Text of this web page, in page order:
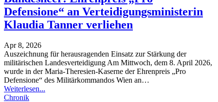
Defensione“ an Verteidigungsministerin
Klaudia Tanner verliehen
Apr 8, 2026
Auszeichnung für herausragenden Einsatz zur Stärkung der
militärischen Landesverteidigung Am Mittwoch, dem 8. April 2026,
wurde in der Maria-Theresien-Kaserne der Ehrenpreis „Pro
Defensione“ des Militärkommandos Wien an…
Weiterlesen...
Chronik